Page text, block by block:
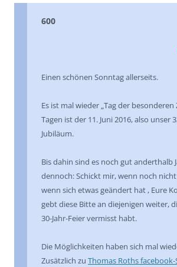
600
Einen schönen Sonntag allerseits.
Es ist mal wieder „Tag der besonderen
Tagen ist der 11. Juni 2016, also unser
Jubiläum.
Bis dahin sind es noch gut anderthalb
dennoch: Schickt mir, wenn noch
wenn sich etwas geändert hat , Eure
gebt diese Bitte an diejenigen weiter,
30-Jahr-Feier vermisst habt.
Die Möglichkeiten haben sich mal
Zusätzlich zu Thomas Roths facebook-